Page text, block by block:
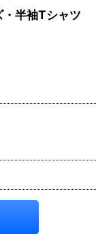
半袖Tシャツ